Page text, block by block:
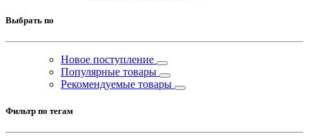
Выбрать по
Новое поступление
Популярные товары
Рекомендуемые товары
Фильтр по тегам